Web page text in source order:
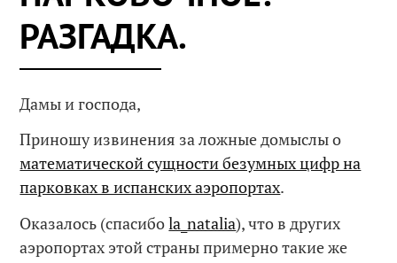
РАЗГАДКА.
Дамы и господа,
Приношу извинения за ложные домыслы о
математической сущности безумных цифр на
парковках в испанских аэропортах.
Оказалось (спасибоla_natalia), что в других
аэропортах этой страны примерно такие же